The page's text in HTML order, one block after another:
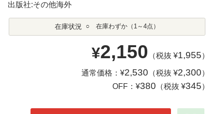
出版社:その他海外
在庫状況 ○ 在庫わずか（1～4点）
¥2,150 （税抜 ¥1,955）
通常価格：¥2,530 （税抜 ¥2,300）
OFF：¥380 （税抜 ¥345）